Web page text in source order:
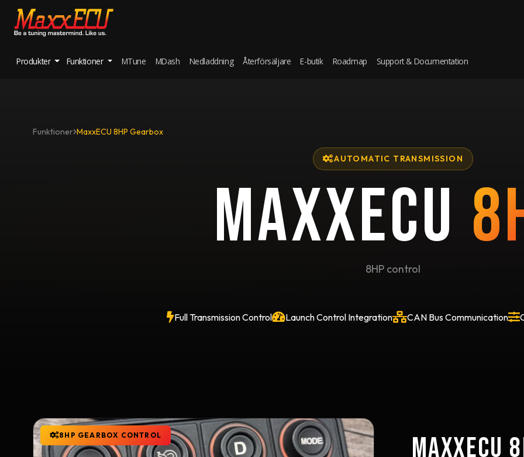
Produkter Funktioner MTune MDash Nedladdning Återförsäljare E-butik Roadmap Support & Documentation
Funktioner MaxxECU 8HP Gearbox
AUTOMATIC TRANSMISSION
MAXXECU
8HP control
Full Transmission Control Launch Control Integration CAN Bus Communication
8HP GEARBOX CONTROL MaxxECU